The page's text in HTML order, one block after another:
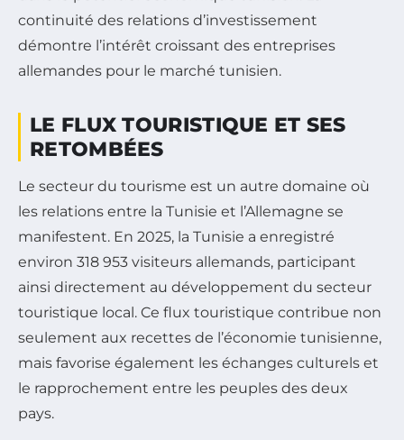
continuité des relations d’investissement
démontre l’intérêt croissant des entreprises
allemandes pour le marché tunisien.
LE FLUX TOURISTIQUE ET SES
RETOMBÉES
Le secteur du tourisme est un autre domaine où
les relations entre la Tunisie et l’Allemagne se
manifestent. En 2025, la Tunisie a enregistré
environ 318 953 visiteurs allemands, participant
ainsi directement au développement du secteur
touristique local. Ce flux touristique contribue non
seulement aux recettes de l’économie tunisienne,
mais favorise également les échanges culturels et
le rapprochement entre les peuples des deux
pays.